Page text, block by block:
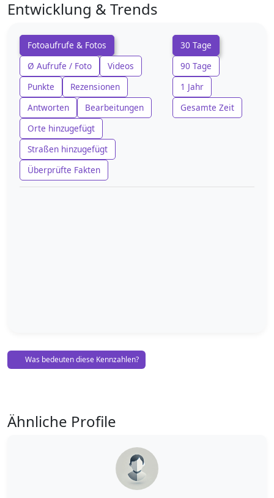
Entwicklung & Trends
Fotoaufrufe & Fotos
Ø Aufrufe / Foto
Videos
Punkte
Rezensionen
Antworten
Bearbeitungen
Orte hinzugefügt
Straßen hinzugefügt
Überprüfte Fakten
30 Tage
90 Tage
1 Jahr
Gesamte Zeit
Was bedeuten diese Kennzahlen?
Ähnliche Profile